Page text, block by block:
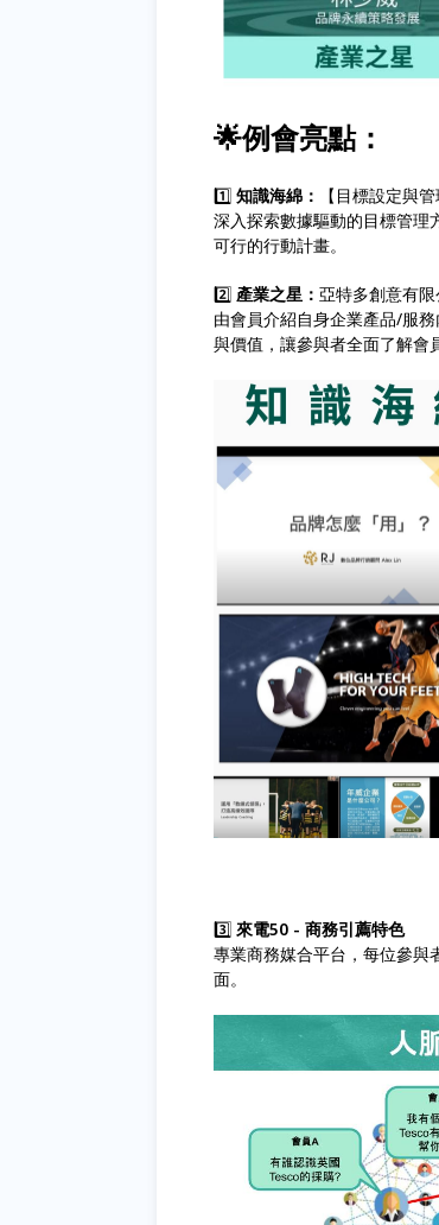
🌟例會亮點：
1️⃣ 知識海綿：
【目標設定與
深入探索數據驅動的目標管理
可行的行動計畫。
2️⃣ 產業之星： 亞特多創意有
由會員介紹自身企業產品/服
與價值，讓參與者全面了解會
3️⃣ 來電50 - 商務引薦特色
專業商務媒合平台，每位參與
面。